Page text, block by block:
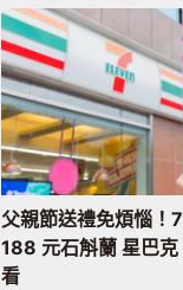
父親節送禮免煩惱！
188 元石斛蘭 星巴
看